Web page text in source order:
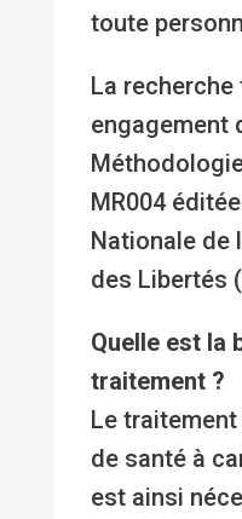
toute
La recherche
engagement
MR004
Nationale de
des Libertés
Quelle est la
traitement ?
Le
de santé à
est ainsi